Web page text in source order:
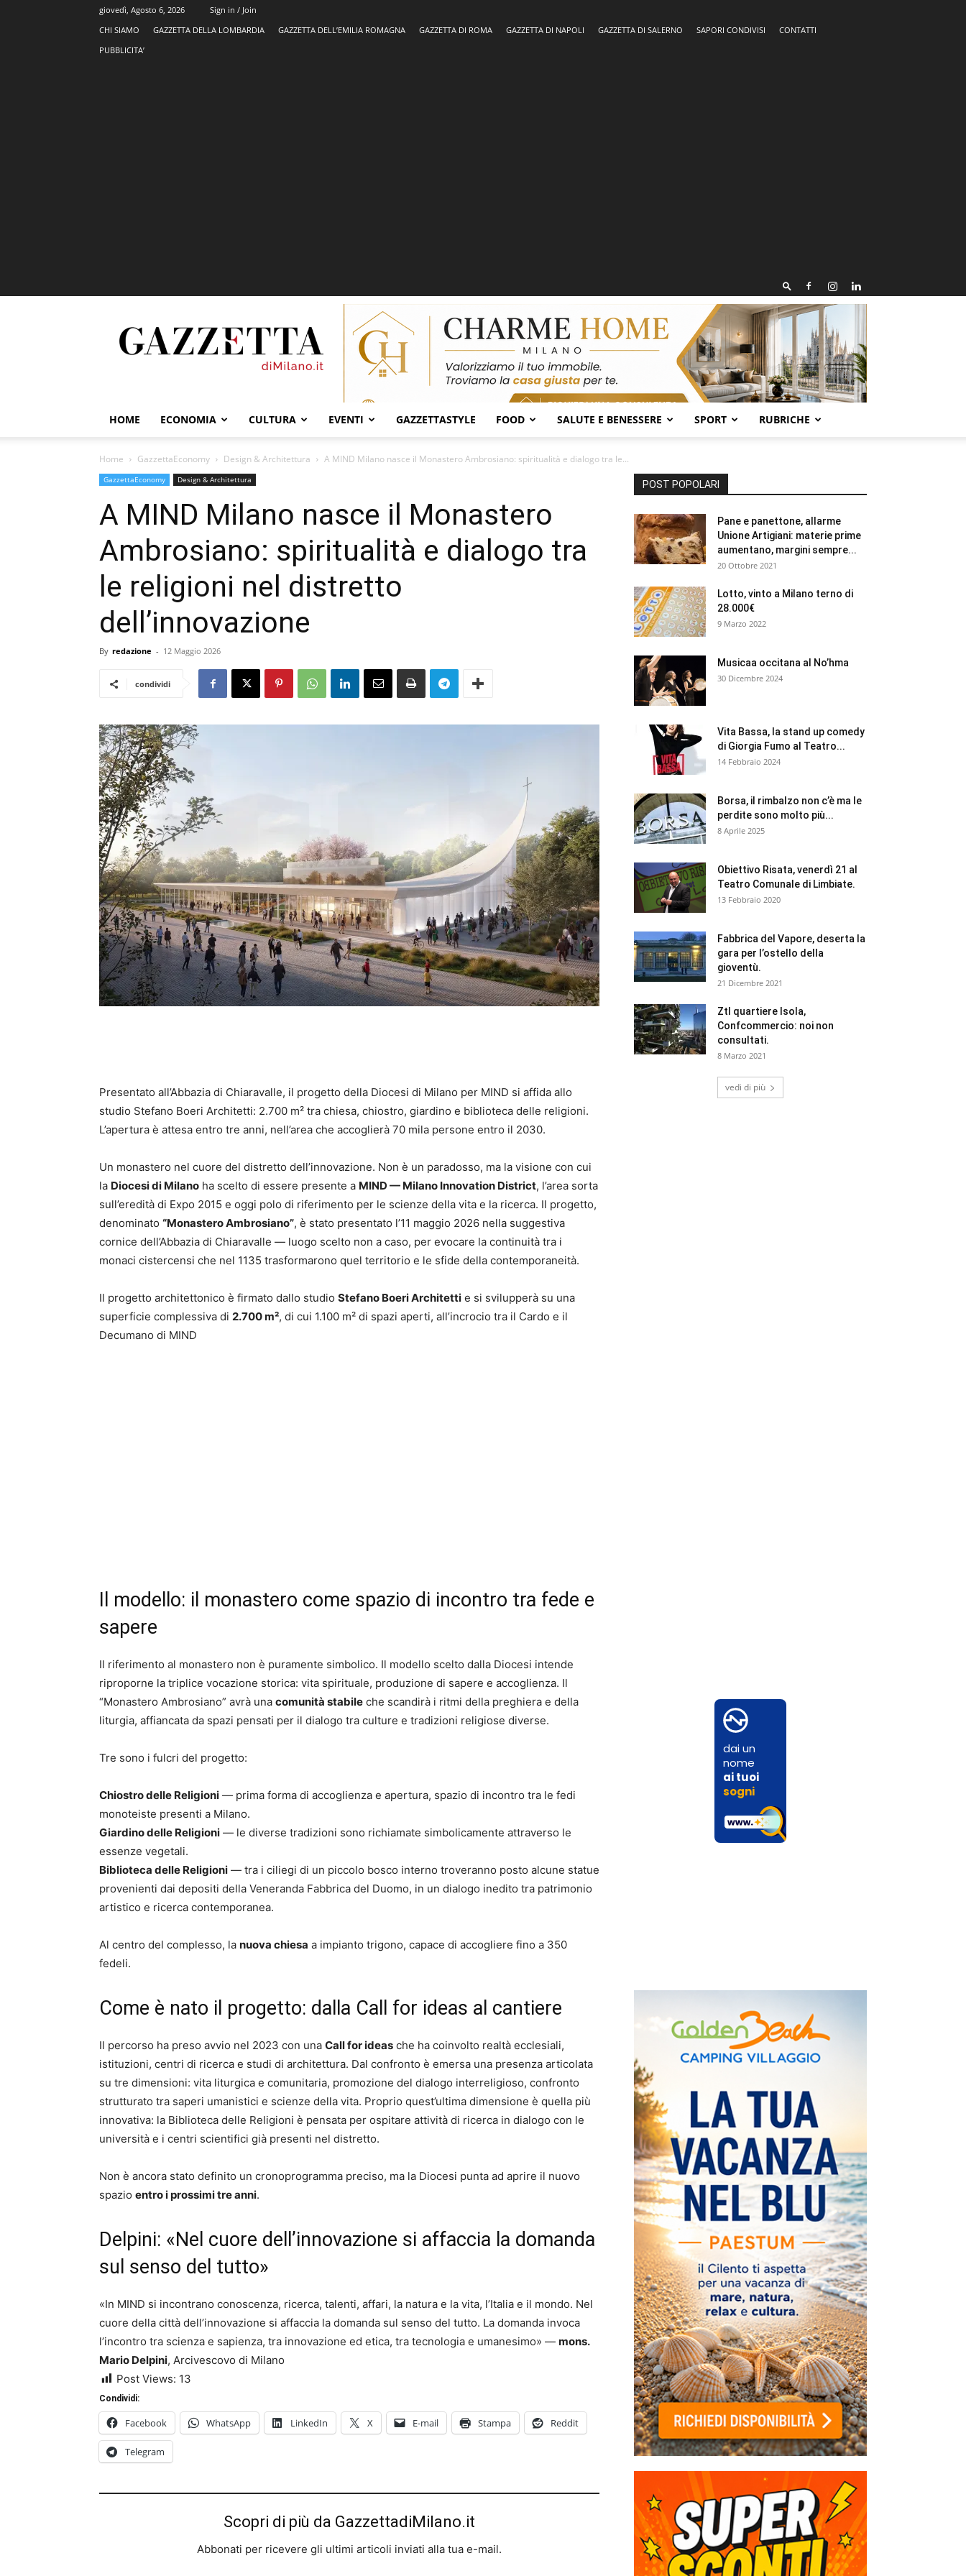
giovedì, Agosto 6, 2026
Sign in / Join
CHI SIAMO
GAZZETTA DELLA LOMBARDIA GAZZETTA DELL’EMILIA ROMAGNA GAZZETTA DI ROMA GAZZETTA DI NAPOLI GAZZETTA DI SALERNO SAPORI CONDIVISI
CONTATTI
PUBBLICITA’
HOME ECONOMIA CULTURA EVENTI GAZZETTASTYLE FOOD SALUTE E BENESSERE SPORT RUBRICHE
Home GazzettaEconomy Design & Architettura A MIND Milano nasce il Monastero Ambrosiano: spiritualità e dialogo tra le...
GazzettaEconomy Design & Architettura
A MIND Milano nasce il Monastero
Ambrosiano: spiritualità e dialogo tra
le religioni nel distretto
dell’innovazione
By redazione - 12 Maggio 2026
condividi
Presentato all’Abbazia di Chiaravalle, il progetto della Diocesi di Milano per MIND si affida allo
studio Stefano Boeri Architetti: 2.700 m² tra chiesa, chiostro, giardino e biblioteca delle religioni.
L’apertura è attesa entro tre anni, nell’area che accoglierà 70 mila persone entro il 2030.
Un monastero nel cuore del distretto dell’innovazione. Non è un paradosso, ma la visione con cui
la Diocesi di Milano ha scelto di essere presente a MIND — Milano Innovation District, l’area sorta
sull’eredità di Expo 2015 e oggi polo di riferimento per le scienze della vita e la ricerca. Il progetto,
denominato “Monastero Ambrosiano”, è stato presentato l’11 maggio 2026 nella suggestiva
cornice dell’Abbazia di Chiaravalle — luogo scelto non a caso, per evocare la continuità tra i
monaci cistercensi che nel 1135 trasformarono quel territorio e le sfide della contemporaneità.
Il progetto architettonico è firmato dallo studio Stefano Boeri Architetti e si svilupperà su una
superficie complessiva di 2.700 m², di cui 1.100 m² di spazi aperti, all’incrocio tra il Cardo e il
Decumano di MIND
Il modello: il monastero come spazio di incontro tra fede e
sapere
Il riferimento al monastero non è puramente simbolico. Il modello scelto dalla Diocesi intende
riproporne la triplice vocazione storica: vita spirituale, produzione di sapere e accoglienza. Il
“Monastero Ambrosiano” avrà una comunità stabile che scandirà i ritmi della preghiera e della
liturgia, affiancata da spazi pensati per il dialogo tra culture e tradizioni religiose diverse.
Tre sono i fulcri del progetto:
Chiostro delle Religioni — prima forma di accoglienza e apertura, spazio di incontro tra le fedi
monoteiste presenti a Milano.
Giardino delle Religioni — le diverse tradizioni sono richiamate simbolicamente attraverso le
essenze vegetali.
Biblioteca delle Religioni — tra i ciliegi di un piccolo bosco interno troveranno posto alcune statue
provenienti dai depositi della Veneranda Fabbrica del Duomo, in un dialogo inedito tra patrimonio
artistico e ricerca contemporanea.
Al centro del complesso, la nuova chiesa a impianto trigono, capace di accogliere fino a 350
fedeli.
Come è nato il progetto: dalla Call for ideas al cantiere
Il percorso ha preso avvio nel 2023 con una Call for ideas che ha coinvolto realtà ecclesiali,
istituzioni, centri di ricerca e studi di architettura. Dal confronto è emersa una presenza articolata
su tre dimensioni: vita liturgica e comunitaria, promozione del dialogo interreligioso, confronto
strutturato tra saperi umanistici e scienze della vita. Proprio quest’ultima dimensione è quella più
innovativa: la Biblioteca delle Religioni è pensata per ospitare attività di ricerca in dialogo con le
università e i centri scientifici già presenti nel distretto.
Non è ancora stato definito un cronoprogramma preciso, ma la Diocesi punta ad aprire il nuovo
spazio entro i prossimi tre anni.
Delpini: «Nel cuore dell’innovazione si affaccia la domanda
sul senso del tutto»
«In MIND si incontrano conoscenza, ricerca, talenti, affari, la natura e la vita, l’Italia e il mondo. Nel
cuore della città dell’innovazione si affaccia la domanda sul senso del tutto. La domanda invoca
l’incontro tra scienza e sapienza, tra innovazione ed etica, tra tecnologia e umanesimo» — mons.
Mario Delpini, Arcivescovo di Milano
Post Views: 13
Condividi:
Facebook WhatsApp LinkedIn X E-mail Stampa Reddit
Telegram
Scopri di più da GazzettadiMilano.it
Abbonati per ricevere gli ultimi articoli inviati alla tua e-mail.
POST POPOLARI
Pane e panettone, allarme
Unione Artigiani: materie prime
aumentano, margini sempre...
20 Ottobre 2021
Lotto, vinto a Milano terno di
28.000€
9 Marzo 2022
Musicaa occitana al No’hma
30 Dicembre 2024
Vita Bassa, la stand up comedy
di Giorgia Fumo al Teatro...
14 Febbraio 2024
Borsa, il rimbalzo non c’è ma le
perdite sono molto più...
8 Aprile 2025
Obiettivo Risata, venerdì 21 al
Teatro Comunale di Limbiate.
13 Febbraio 2020
Fabbrica del Vapore, deserta la
gara per l’ostello della
gioventù.
21 Dicembre 2021
Ztl quartiere Isola,
Confcommercio: noi non
consultati.
8 Marzo 2021
vedi di più